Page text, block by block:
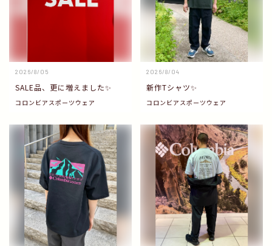
2026/8/05
SALE品、更に増えました✨
コロンビアスポーツウェア
2026/8/04
新作Tシャツ✨
コロンビアスポーツウェア